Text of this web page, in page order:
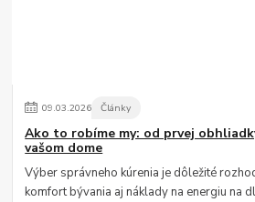
09.03.2026 Články
Ako to robíme my: od prvej
vašom dome
Výber správneho kúrenia je dôležité
komfort bývania aj náklady na energiu na